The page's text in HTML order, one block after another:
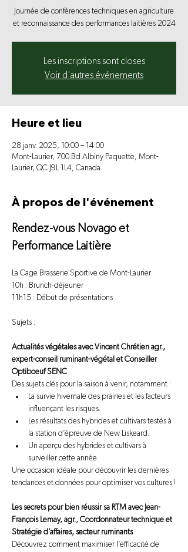
Journée de conférences techniques en agriculture
et reconnaissance des performances laitières 2024
Les inscriptions sont closes
Voir d'autres événements
Heure et lieu
28 janv. 2025, 10:00 – 14:00
Mont-Laurier, 700 Bd Albiny Paquette, Mont-
Laurier, QC J9L 1L4, Canada
À propos de l'événement
Rendez-vous Novago et
Performance Laitière
La Cage Brasserie Sportive de Mont-Laurier
10h : Brunch-déjeuner
11h15 : Début de présentations
Sujets :
Actualités végétales avec Vincent Chrétien agr.,
expert-conseil ruminant-végétal et Conseiller
Optiboeuf SENC
Des sujets clés pour la saison à venir, notamment :
La survie hivernale des prairies et les facteurs
influençant les risques.
Les résultats des hybrides et cultivars testés à
la station d’épreuve de New Liskeard.
Un aperçu des hybrides et cultivars à
surveiller cette année.
Une occasion idéale pour découvrir les dernières
tendances et données pour optimiser vos cultures !
Les secrets pour bien réussir sa RTM avec Jean-
François Lemay, agr., Coordonnateur technique et
Stratégie d’affaires, secteur ruminants
Découvrez comment maximiser l’efficacité de